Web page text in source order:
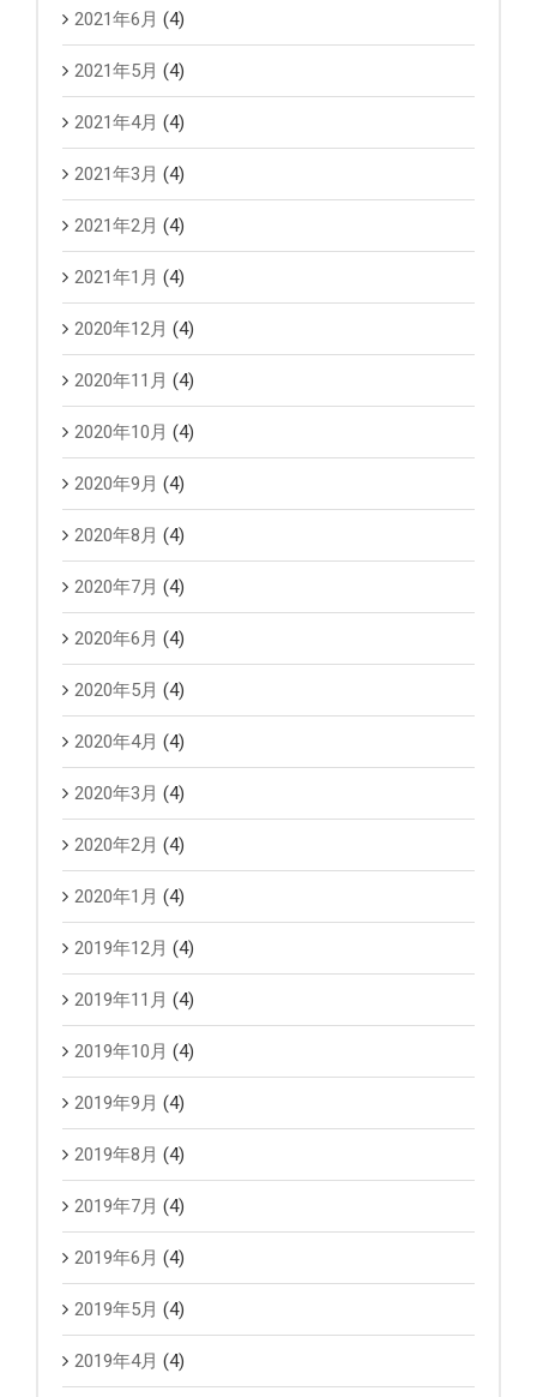
2021年6月 (4)
2021年5月 (4)
2021年4月 (4)
2021年3月 (4)
2021年2月 (4)
2021年1月 (4)
2020年12月 (4)
2020年11月 (4)
2020年10月 (4)
2020年9月 (4)
2020年8月 (4)
2020年7月 (4)
2020年6月 (4)
2020年5月 (4)
2020年4月 (4)
2020年3月 (4)
2020年2月 (4)
2020年1月 (4)
2019年12月 (4)
2019年11月 (4)
2019年10月 (4)
2019年9月 (4)
2019年8月 (4)
2019年7月 (4)
2019年6月 (4)
2019年5月 (4)
2019年4月 (4)